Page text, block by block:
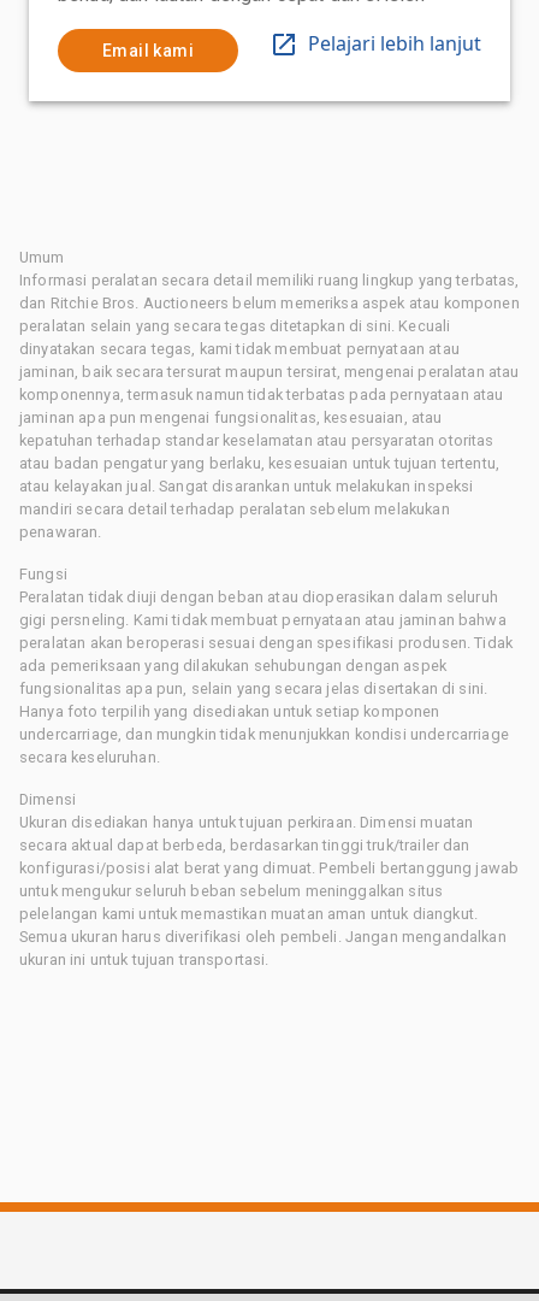
Email kami Pelajari lebih lanjut
Umum
Informasi peralatan secara detail memiliki ruang lingkup yang terbatas,
dan Ritchie Bros. Auctioneers belum memeriksa aspek atau komponen
peralatan selain yang secara tegas ditetapkan di sini. Kecuali
dinyatakan secara tegas, kami tidak membuat pernyataan atau
jaminan, baik secara tersurat maupun tersirat, mengenai peralatan atau
komponennya, termasuk namun tidak terbatas pada pernyataan atau
jaminan apa pun mengenai fungsionalitas, kesesuaian, atau
kepatuhan terhadap standar keselamatan atau persyaratan otoritas
atau badan pengatur yang berlaku, kesesuaian untuk tujuan tertentu,
atau kelayakan jual. Sangat disarankan untuk melakukan inspeksi
mandiri secara detail terhadap peralatan sebelum melakukan
penawaran.
Fungsi
Peralatan tidak diuji dengan beban atau dioperasikan dalam seluruh
gigi persneling. Kami tidak membuat pernyataan atau jaminan bahwa
peralatan akan beroperasi sesuai dengan spesifikasi produsen. Tidak
ada pemeriksaan yang dilakukan sehubungan dengan aspek
fungsionalitas apa pun, selain yang secara jelas disertakan di sini.
Hanya foto terpilih yang disediakan untuk setiap komponen
undercarriage, dan mungkin tidak menunjukkan kondisi undercarriage
secara keseluruhan.
Dimensi
Ukuran disediakan hanya untuk tujuan perkiraan. Dimensi muatan
secara aktual dapat berbeda, berdasarkan tinggi truk/trailer dan
konfigurasi/posisi alat berat yang dimuat. Pembeli bertanggung jawab
untuk mengukur seluruh beban sebelum meninggalkan situs
pelelangan kami untuk memastikan muatan aman untuk diangkut.
Semua ukuran harus diverifikasi oleh pembeli. Jangan mengandalkan
ukuran ini untuk tujuan transportasi.